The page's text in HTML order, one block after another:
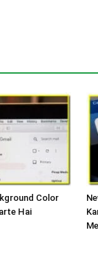
Color
Hai
Me